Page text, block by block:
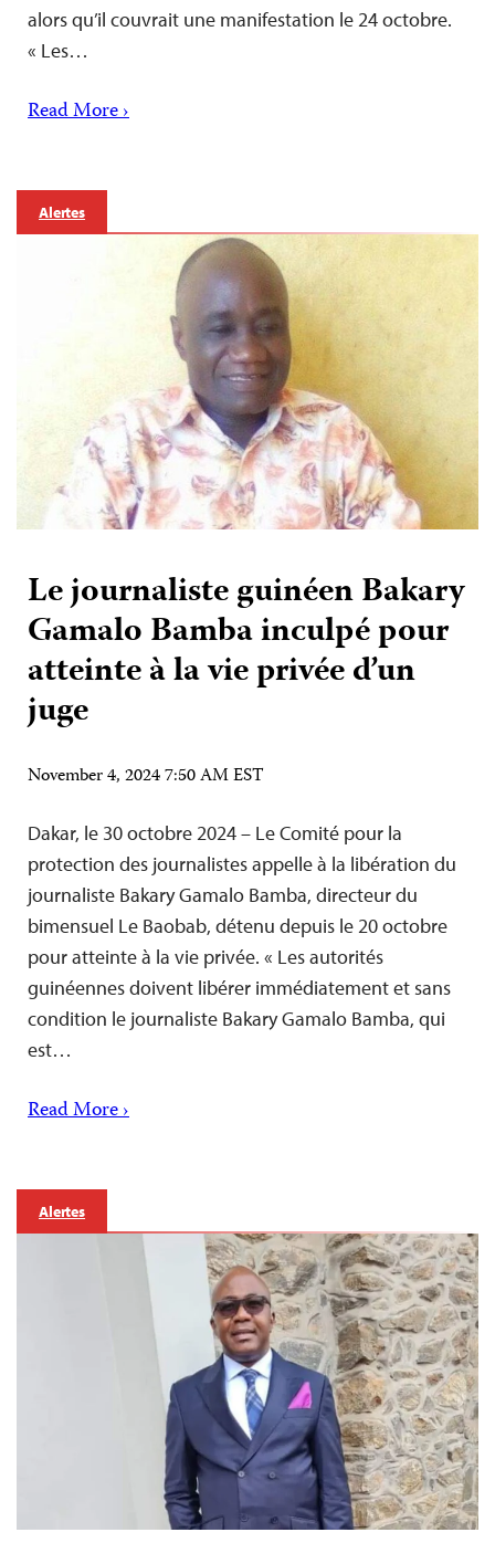
alors qu’il couvrait une manifestation le 24 octobre.
« Les…
Read More ›
Alertes
Le journaliste guinéen Bakary
Gamalo Bamba inculpé pour
atteinte à la vie privée d’un
juge
November 4, 2024 7:50 AM EST
Dakar, le 30 octobre 2024 – Le Comité pour la
protection des journalistes appelle à la libération du
journaliste Bakary Gamalo Bamba, directeur du
bimensuel Le Baobab, détenu depuis le 20 octobre
pour atteinte à la vie privée. « Les autorités
guinéennes doivent libérer immédiatement et sans
condition le journaliste Bakary Gamalo Bamba, qui
est…
Read More ›
Alertes